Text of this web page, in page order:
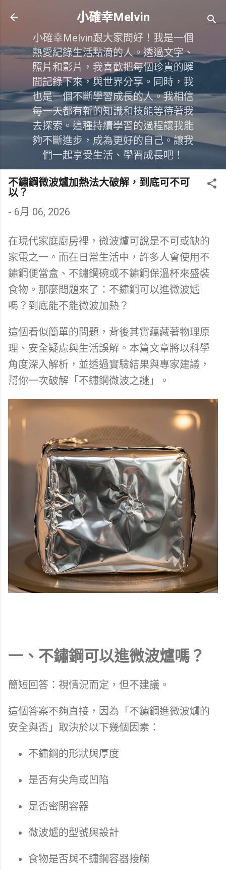
跳到主要內容
小確幸Melvin
小確幸Melvin跟大家問好！我是一個
熱愛紀錄生活點滴的人。透過文字、
照片和影片，我喜歡把每個珍貴的瞬
間記錄下來，與世界分享。同時，我
也是一個不斷學習成長的人。我相信
每一天都有新的知識和技能等待著我
去探索。這種持續學習的過程讓我能
夠不斷進步，成為更好的自己。讓我
們一起享受生活、學習成長吧！
不鏽鋼微波爐加熱法大破解，到底可不可
以？
- 6月 06, 2026
在現代家庭廚房裡，微波爐可說是不可或缺的
家電之一。而在日常生活中，許多人會使用不
鏽鋼便當盒、不鏽鋼碗或不鏽鋼保溫杯來盛裝
食物。那麼問題來了：不鏽鋼可以進微波爐
嗎？到底能不能微波加熱？
這個看似簡單的問題，背後其實蘊藏著物理原
理、安全疑慮與生活誤解。本篇文章將以科學
角度深入解析，並透過實驗結果與專家建議，
幫你一次破解「不鏽鋼微波之謎」。
一、不鏽鋼可以進微波爐嗎？
簡短回答：視情況而定，但不建議。
這個答案不夠直接，因為「不鏽鋼進微波爐的
安全與否」取決於以下幾個因素：
不鏽鋼的形狀與厚度
是否有尖角或凹陷
是否密閉容器
微波爐的型號與設計
食物是否與不鏽鋼容器接觸